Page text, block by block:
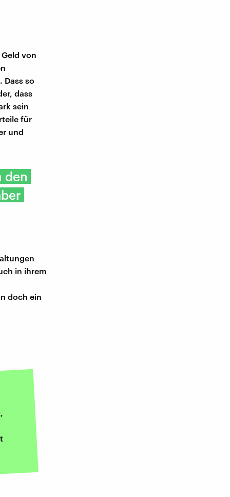
von
Dass so
dass
sein
für
und
den
in ihrem
doch ein